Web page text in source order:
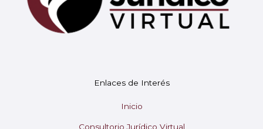
Enlaces de Interés
Inicio
Consultorio Jurídico Virtual
Mary
Soy Mary tu asistente virtual.